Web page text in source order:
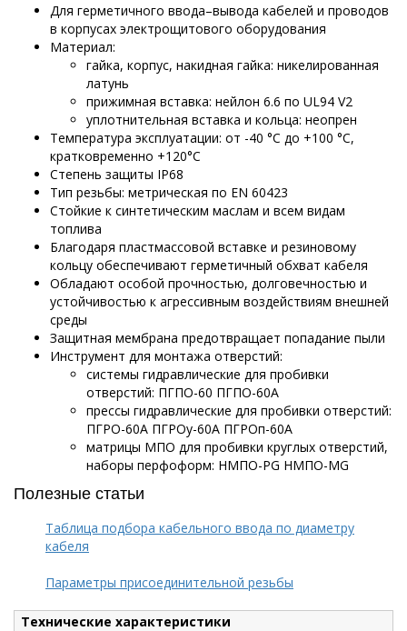
Для герметичного ввода–вывода кабелей и проводов
в корпусах электрощитового оборудования
Материал:
гайка, корпус, накидная гайка: никелированная
латунь
прижимная вставка: нейлон 6.6 по UL94 V2
уплотнительная вставка и кольца: неопрен
Температура эксплуатации: от -40 °С до +100 °С,
кратковременно +120°С
Степень защиты IP68
Тип резьбы: метрическая по EN 60423
Стойкие к синтетическим маслам и всем видам
топлива
Благодаря пластмассовой вставке и резиновому
кольцу обеспечивают герметичный обхват кабеля
Обладают особой прочностью, долговечностью и
устойчивостью к агрессивным воздействиям внешней
среды
Защитная мембрана предотвращает попадание пыли
Инструмент для монтажа отверстий:
системы гидравлические для пробивки
отверстий: ПГПО-60 ПГПО-60А
прессы гидравлические для пробивки отверстий:
ПГРО-60А ПГРОу-60А ПГРОп-60А
матрицы МПО для пробивки круглых отверстий,
наборы перфоформ: НМПО-PG НМПО-MG
Полезные статьи
Таблица подбора кабельного ввода по диаметру
кабеля
Параметры присоединительной резьбы
Технические характеристики